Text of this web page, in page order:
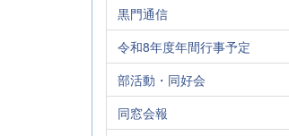
黒門通信
令和8年度年間行事予定
部活動・同好会
同窓会報